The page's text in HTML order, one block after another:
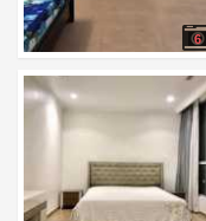
6